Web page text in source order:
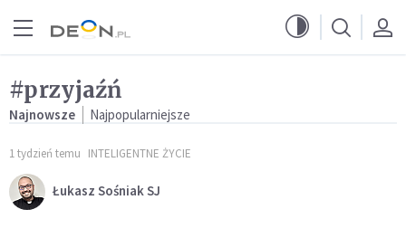
#przyjaźń
Najnowsze Najpopularniejsze
1 tydzień temu INTELIGENTNE ŻYCIE
Łukasz Sośniak SJ